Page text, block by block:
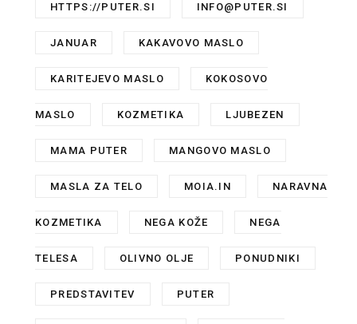
HTTPS://PUTER.SI INFO@PUTER.SI
JANUAR KAKAVOVO MASLO
KARITEJEVO MASLO KOKOSOVO
MASLO KOZMETIKA LJUBEZEN
MAMA PUTER MANGOVO MASLO
MASLA ZA TELO MOIA.IN NARAVNA
KOZMETIKA NEGA KOŽE NEGA
TELESA OLIVNO OLJE PONUDNIKI
PREDSTAVITEV PUTER